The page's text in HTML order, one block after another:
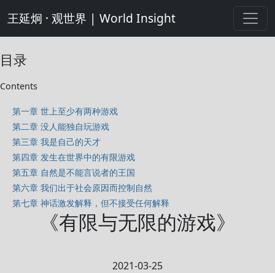
王延炯 · 观世界 | World Insight
目录
Contents
第一章 世上至少有两种游戏
第二章 没人能独自玩游戏
第三章 我是自己的天才
第四章 发生在世界中的有限游戏
第五章 自然是不能言说者的王国
第六章 我们出于社会原因而控制自然
第七章 神话激发解释，但不接受任何解释
《有限与无限的游戏》
2021-03-25